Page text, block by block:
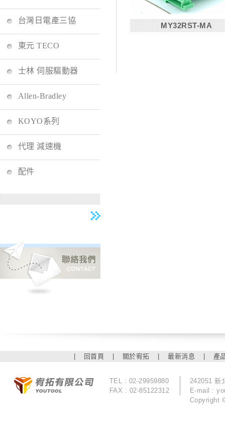
台灣日電產三協
東元 TECO
士林 伺服驅動器
Allen-Bradley
KOYO系列
代理 減速機
配件
MY32RST-MA
回首頁 關於宥拓 最新消息 產
TEL : 02-29959880
FAX : 02-85122312
242051 新
E-mail :
Copyright